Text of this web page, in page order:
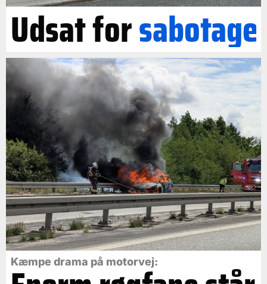
Udsat forsabotage
Kæmpe drama på motorvej: